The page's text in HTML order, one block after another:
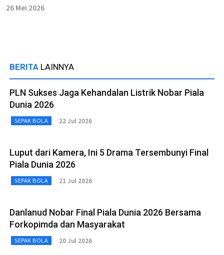
26 Mei 2026
BERITA LAINNYA
PLN Sukses Jaga Kehandalan Listrik Nobar Piala
Dunia 2026
SEPAK BOLA 22 Jul 2026
Luput dari Kamera, Ini 5 Drama Tersembunyi Final
Piala Dunia 2026
SEPAK BOLA 21 Jul 2026
Danlanud Nobar Final Piala Dunia 2026 Bersama
Forkopimda dan Masyarakat
SEPAK BOLA 20 Jul 2026